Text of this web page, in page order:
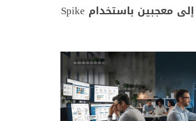
حوّل القرّاء إلى معجبين باستخدام Spike